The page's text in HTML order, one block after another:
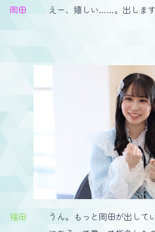
岡田 えー、嬉しい……。出しま
福田
うん。もっと岡田が出して